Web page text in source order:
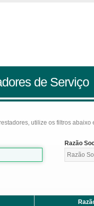
de Serviço
utilize os filtros abaixo
Razão